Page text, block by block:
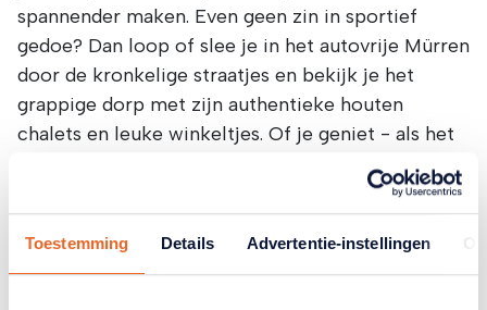
Toestemming Details Advertentie-instellingen
spannender maken. Even geen zin in sportief
gedoe? Dan loop of slee je in het autovrije Mürren
door de kronkelige straatjes en bekijk je het
grappige dorp met zijn authentieke houten
chalets en leuke winkeltjes. Of je geniet - als het
helder weer is - van het uitzicht op de drie
reuzenbergen, de Eiger, Mönch en Jungfrau.